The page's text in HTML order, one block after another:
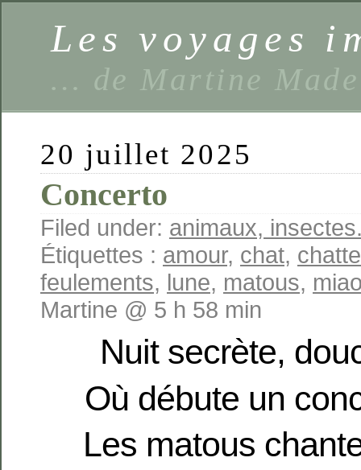
Les voyages
… de Martine
20 juillet 2025
Concerto
Filed under: animaux,
Étiquettes : amour, chat, chatte
feulements, lune, matous,
Martine @ 5 h 58 min
Nuit secrète,
Où débute un
Les matous